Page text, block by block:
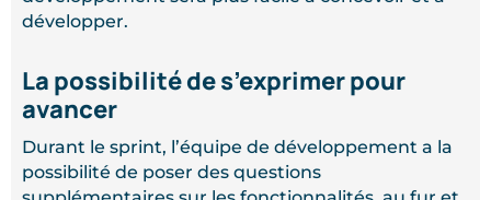
développer.
La possibilité de s’exprimer pour
avancer
Durant le sprint, l’équipe de développement a la
possibilité de poser des questions